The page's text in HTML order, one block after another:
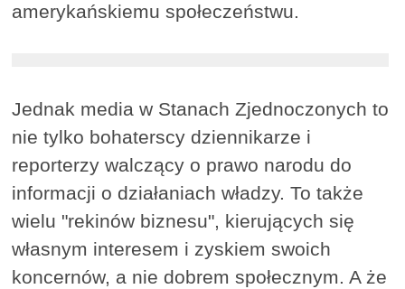
amerykańskiemu społeczeństwu.
Jednak media w Stanach Zjednoczonych to
nie tylko bohaterscy dziennikarze i
reporterzy walczący o prawo narodu do
informacji o działaniach władzy. To także
wielu "rekinów biznesu", kierujących się
własnym interesem i zyskiem swoich
koncernów, a nie dobrem społecznym. A że